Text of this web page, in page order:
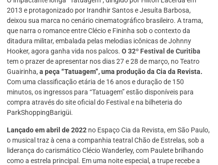
2013 e protagonizado por Irandhir Santos e Jesuíta Barbosa,
deixou sua marca no cenário cinematográfico brasileiro. A trama,
que narra o romance entre Clécio e Fininha sob o contexto da
ditadura militar, embalada pelas melodias icônicas de Johnny
Hooker, agora ganha vida nos palcos. O 32º Festival de Curitiba
tem o prazer de apresentar nos dias 27 e 28 de março, no Teatro
Guairinha, a peça “Tatuagem”, uma produção da Cia da Revista.
Com uma classificação etária de 16 anos e duração de 150
minutos, os ingressos para “Tatuagem” estão disponíveis para
compra através do site oficial do Festival e na bilheteria do
ParkShoppingBarigüi.
Lançado em abril de 2022 no Espaço Cia da Revista, em São Paulo,
o musical traz à cena a companhia teatral Chão de Estrelas, sob a
liderança do carismático Clécio Wanderley, com Paulete brilhando
como a estrela principal. Em uma noite especial, a trupe recebe a